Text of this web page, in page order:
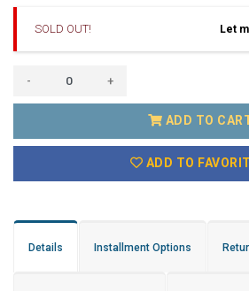
SOLD OUT! Let
- +
ADD TO
ADD TO
Details Installment Options